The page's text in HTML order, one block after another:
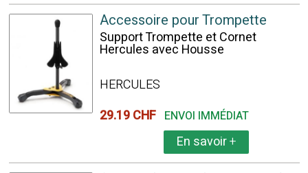
Accessoire pour Trompette
Support Trompette et Cornet
Hercules avec Housse
HERCULES
29.19 CHF ENVOI IMMÉDIAT
En savoir+